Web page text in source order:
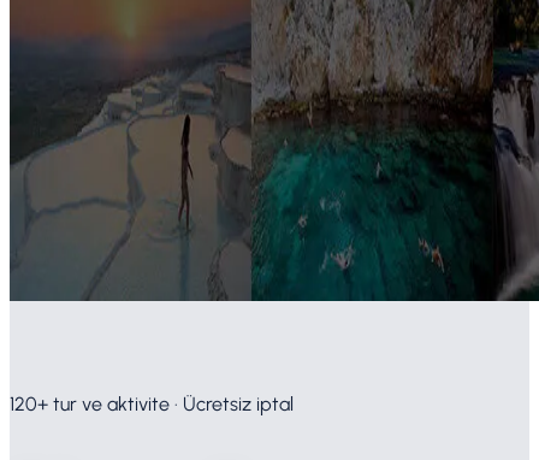
120+ tur ve aktivite · Ücretsiz iptal